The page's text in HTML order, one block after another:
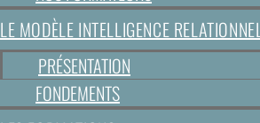
LE MODÈLE INTELLIGENCE
PRÉSENTATION
FONDEMENTS